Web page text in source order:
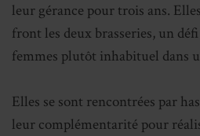
leur gérance pour trois ans.
front les deux brasseries, un
femmes plutôt inhabituel dans
Elles se sont rencontrées par
leur complémentarité pour